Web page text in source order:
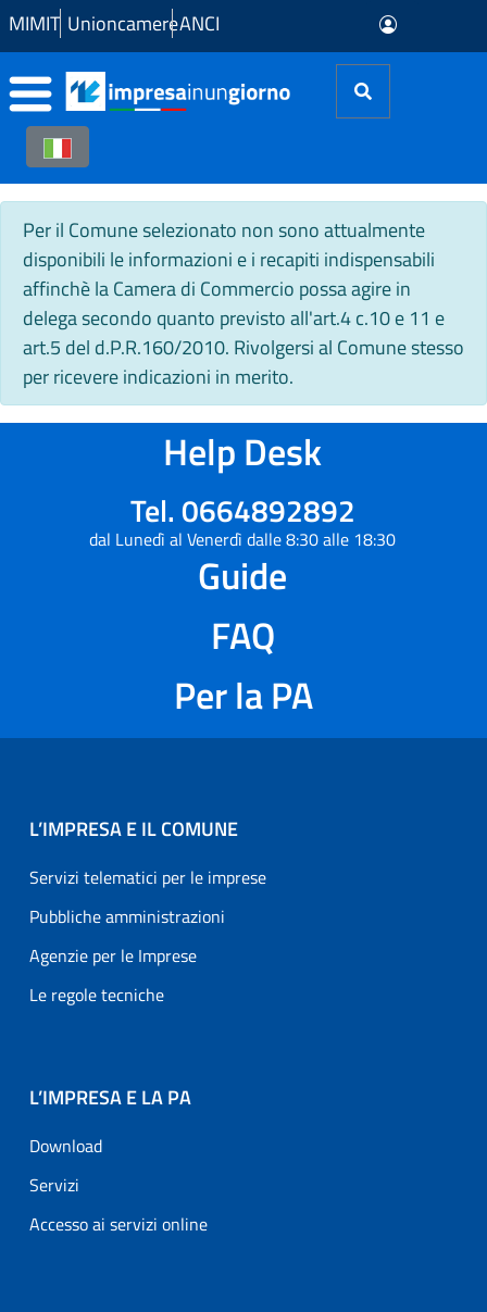
Skip to Main Content
MIMIT UnioncamereANCI
Per il Comune selezionato non sono attualmente
disponibili le informazioni e i recapiti indispensabili
affinchè la Camera di Commercio possa agire in
delega secondo quanto previsto all'art.4 c.10 e 11 e
art.5 del d.P.R.160/2010. Rivolgersi al Comune stesso
per ricevere indicazioni in merito.
Help Desk
Tel. 0664892892
dal Lunedì al Venerdì dalle 8:30 alle 18:30
Guide
FAQ
Per la PA
L’IMPRESA E IL COMUNE
Servizi telematici per le imprese
Pubbliche amministrazioni
Agenzie per le Imprese
Le regole tecniche
L’IMPRESA E LA PA
Download
Servizi
Accesso ai servizi online